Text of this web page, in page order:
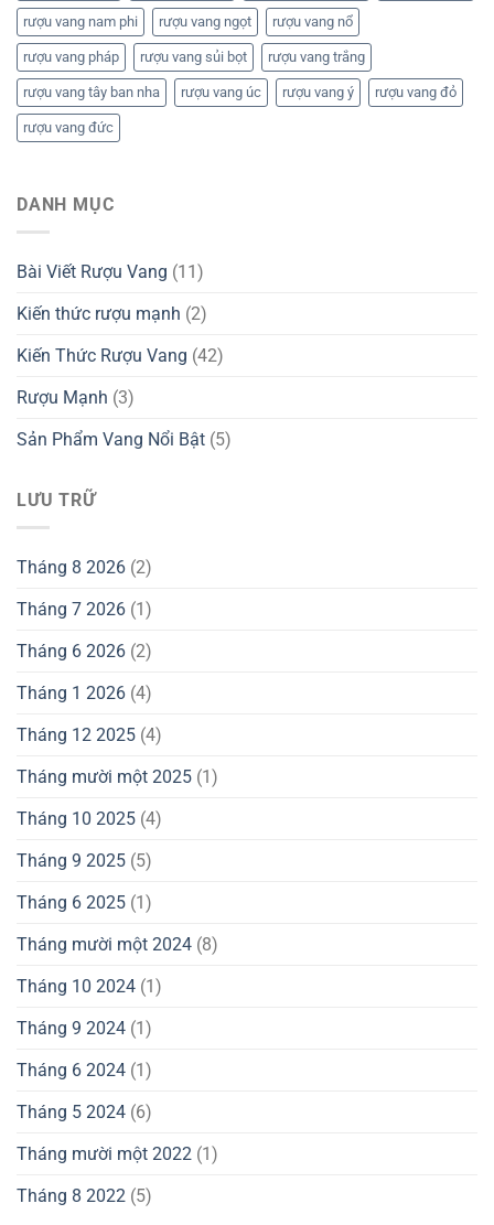
rượu vang nam phi rượu vang ngọt rượu vang nổ
rượu vang pháp rượu vang sủi bọt rượu vang trắng
rượu vang tây ban nha rượu vang úc rượu vang ý rượu vang đỏ
rượu vang đức
DANH MỤC
Bài Viết Rượu Vang (11)
Kiến thức rượu mạnh (2)
Kiến Thức Rượu Vang (42)
Rượu Mạnh (3)
Sản Phẩm Vang Nổi Bật (5)
LƯU TRỮ
Tháng 8 2026 (2)
Tháng 7 2026 (1)
Tháng 6 2026 (2)
Tháng 1 2026 (4)
Tháng 12 2025 (4)
Tháng mười một 2025 (1)
Tháng 10 2025 (4)
Tháng 9 2025 (5)
Tháng 6 2025 (1)
Tháng mười một 2024 (8)
Tháng 10 2024 (1)
Tháng 9 2024 (1)
Tháng 6 2024 (1)
Tháng 5 2024 (6)
Tháng mười một 2022 (1)
Tháng 8 2022 (5)